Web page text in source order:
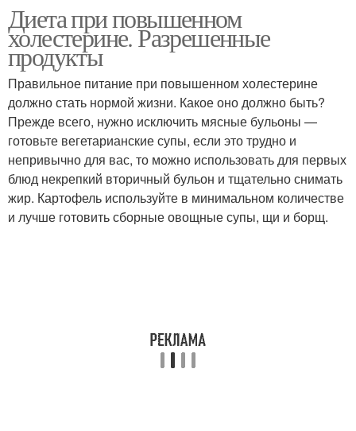
Холестерин в крови
холестерине
Диета при повышенном
холестерине. Разрешенные
продукты
Правильное питание при повышенном холестерине
должно стать нормой жизни. Какое оно должно быть?
Прежде всего, нужно исключить мясные бульоны —
готовьте вегетарианские супы, если это трудно и
непривычно для вас, то можно использовать для первых
блюд некрепкий вторичный бульон и тщательно снимать
жир. Картофель используйте в минимальном количестве
и лучше готовить сборные овощные супы, щи и борщ.